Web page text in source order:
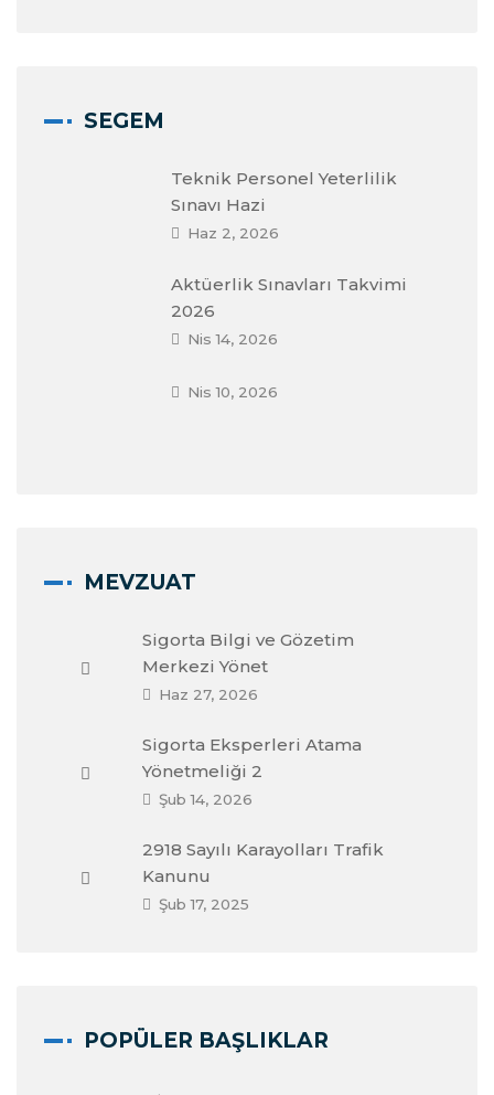
SEGEM
Teknik Personel Yeterlilik
Sınavı Hazi
Haz 2, 2026
Aktüerlik Sınavları Takvimi
2026
Nis 14, 2026
Nis 10, 2026
MEVZUAT
Sigorta Bilgi ve Gözetim
Merkezi Yönet
Haz 27, 2026
Sigorta Eksperleri Atama
Yönetmeliği 2
Şub 14, 2026
2918 Sayılı Karayolları Trafik
Kanunu
Şub 17, 2025
POPÜLER BAŞLIKLAR